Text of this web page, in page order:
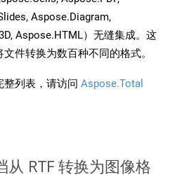
Aspose.Diagram,
Aspose.HTML）无缝集成。这
件转换为数百种不同的格式。
整列表，请访问 Aspose.Total
RTF 转换为图像格